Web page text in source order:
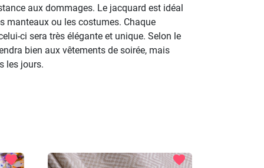
aux dommages. Le jacquard est idéal
manteaux ou les costumes. Chaque
ci sera très élégante et unique. Selon le
bien aux vêtements de soirée, mais
les jours.
favorite favorite